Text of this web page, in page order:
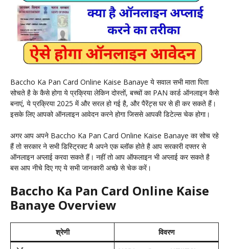
Baccho Ka Pan Card Online Kaise Banaye ये सवाल सभी माता पिता
सोचते है के कैसे होगा ये प्रक्रिया लेकिन दोस्तों, बच्चों का PAN कार्ड ऑनलाइन कैसे
बनाएं, ये प्रक्रिया 2025 में और सरल हो गई है, और पैरेंट्स घर से ही कर सकते हैं।
इसके लिए आपको ऑनलाइन आवेदन करने होगा जिससे आपकी डिटेल्स चेक होगा।
अगर आप अपने Baccho Ka Pan Card Online Kaise Banaye का सोच रहे
हैं तो सरकार ने सभी डिस्ट्रिक्ट मै अपने एक ब्लॉक होते है आप सरकारी दफ्तर से
ऑनलाइन अप्लाई करवा सकते हैं। नहीं तो आप ऑफलाइन भी अप्लाई कर सकते है
बस आप नीचे दिए गए ये सभी जानकारी अच्छे से चेक करें।
Baccho Ka Pan Card Online Kaise
Banaye Overview
श्रेणी
विवरण